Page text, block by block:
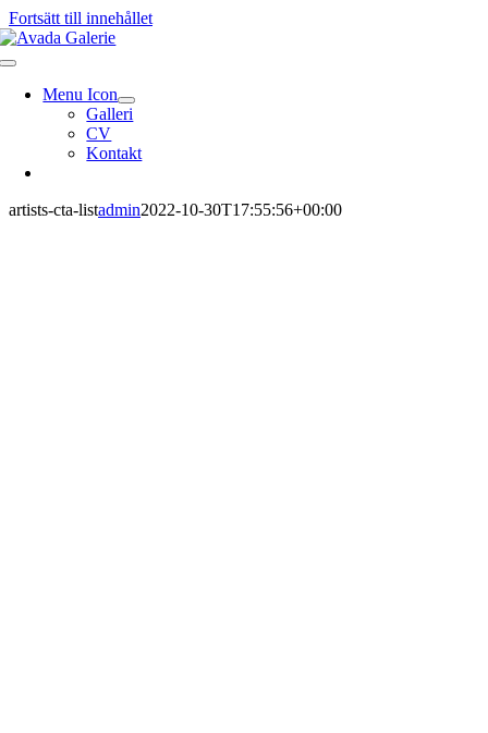
Fortsätt till innehållet
Menu Icon
Galleri
CV
Kontakt
artists-cta-listadmin2022-10-30T17:55:56+00:00